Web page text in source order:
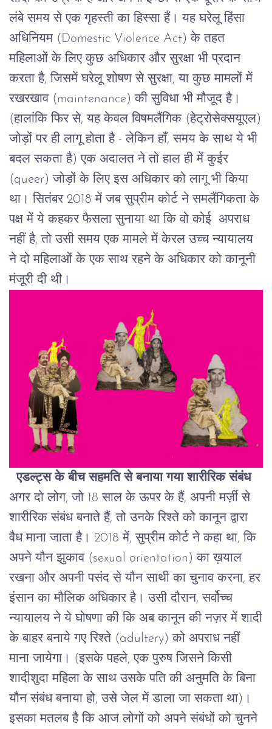
लंबे समय से एक गृहस्ती का हिस्सा हैं। यह घरेलू हिंसा
अधिनियम (Domestic Violence Act)के तहत
महिलाओं के लिए कुछ अधिकार और सुरक्षा भी प्रदान
करता है,जिसमें घरेलू शोषण से सुरक्षा,या कुछ मामलों में
रखरखाव(maintenance)की सुविधा भी मौजूद है।
(हालांकि फिर से,यह केवल विषमलैंगिक (हेट्रोसेक्सयूएल)
जोड़ों पर ही लागू होता है-लेकिन हाँ,समय के साथ ये भी
बदल सकता है) एक अदालत ने तो हाल ही में कुईर
(queer)जोड़ों के लिए इस अधिकार को लागू भी किया
था। सितंबर2018में जब सुप्रीम कोर्ट ने समलैंगिकता के
पक्ष में ये कहकर फैसला सुनाया था कि वो कोई अपराध
नहीं है,तो उसी समय एक मामले में केरल उच्च न्यायालय
ने दो महिलाओं के एक साथ रहने के अधिकार को कानूनी
मंजूरी दी थी।
एडल्ट्स के बीच सहमति से बनाया गया शारीरिक संबंध
अगर दो लोग,जो 18साल के ऊपर के हैं, अपनी मर्ज़ी से
शारीरिक संबंध बनाते हैं,तो उनके रिश्ते को कानून द्वारा
वैध माना जाता है। 2018में,सुप्रीम कोर्ट ने कहा था,कि
अपने यौन झुकाव(sexual orientation)का ख़याल
रखना और अपनी पसंद से यौन साथी का चुनाव करना,हर
इंसान का मौलिक अधिकार है। उसी दौरान,सर्वोच्च
न्यायालय ने ये घोषणा की कि अब कानून की नज़र में शादी
के बाहर बनाये गए रिश्ते (adultery)को अपराध नहीं
माना जायेगा। (इसके पहले,एक पुरुष जिसने किसी
शादीशुदा महिला के साथ उसके पति की अनुमति के बिना
यौन संबंध बनाया हो,उसे जेल में डाला जा सकता था) ।
इसका मतलब है कि आज लोगों को अपने संबंधों को चुनने